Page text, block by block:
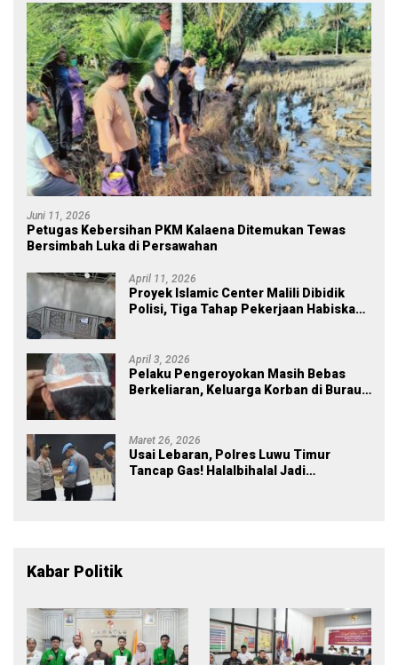
Juni 11, 2026
Petugas Kebersihan PKM Kalaena Ditemukan Tewas
Bersimbah Luka di Persawahan
April 11, 2026
Proyek Islamic Center Malili Dibidik
Polisi, Tiga Tahap Pekerjaan Habiskan
April 3, 2026
Pelaku Pengeroyokan Masih Bebas
Berkeliaran, Keluarga Korban di Burau
Maret 26, 2026
Usai Lebaran, Polres Luwu Timur
Tancap Gas! Halalbihalal Jadi
Kabar Politik